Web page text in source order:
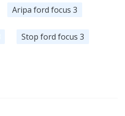
Aripa ford focus 3
Stop ford focus 3